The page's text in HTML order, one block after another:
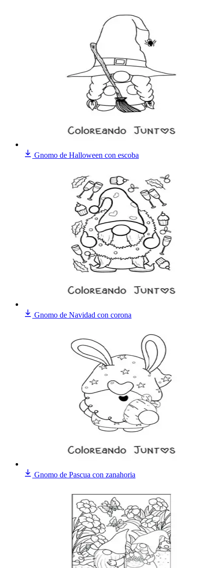
Gnomo de Halloween con escoba
Gnomo de Navidad con corona
Gnomo de Pascua con zanahoria